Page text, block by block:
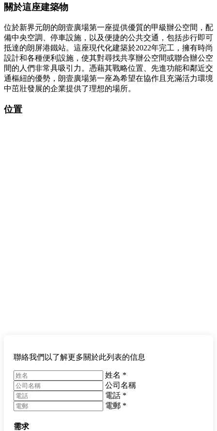
關於這座建築物
位於新界元朗的朗壹廣場第一座提供優質的甲級辦公空間，配
備中央空調、停車設施，以及便捷的公共交通，包括步行即可
抵達的朗屏港鐵站。這座現代化建築於2022年完工，擁有時尚
設計和各種便利設施，使其對尋找共享辦公空間或聯合辦公空
間的人們非常具吸引力。憑藉其戰略位置、先進功能和鄰近交
通樞紐的優勢，朗壹廣場第一座為希望在協作且充滿活力環境
中茁壯發展的企業提供了理想的場所。
位置
聯絡我們以了解更多關於此列表的信息
姓名 *
公司名稱
電話 *
電郵 *
需求